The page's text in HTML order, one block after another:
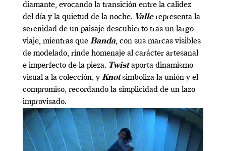
diamante, evocando la transición entre la calidez
del día y la quietud de la noche. Vallerepresenta la
serenidad de un paisaje descubierto tras un largo
viaje, mientras que Banda, con sus marcas visibles
de modelado, rinde homenaje al carácter artesanal
e imperfecto de la pieza. Twist aporta dinamismo
visual a la colección, yKnotsimboliza la unión y el
compromiso, recordando la simplicidad de un lazo
improvisado.